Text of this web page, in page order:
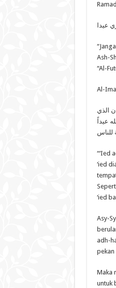
عيدا
Ash-
“Al-
Al-
الذي
عيداً
للناس
“‘Ied
‘ied
‘ied
Asy-
adh-
pekan
Maka
untuk